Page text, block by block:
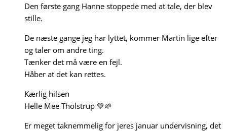
Den første gang Hanne stoppede med at tale, der blev
stille.
De næste gange jeg har lyttet, kommer Martin lige efter
og taler om andre ting.
Tænker det må være en fejl.
Håber at det kan rettes.
Kærlig hilsen
Helle Mee Tholstrup 💚🌱
Er meget taknemmelig for jeres januar undervisning, det